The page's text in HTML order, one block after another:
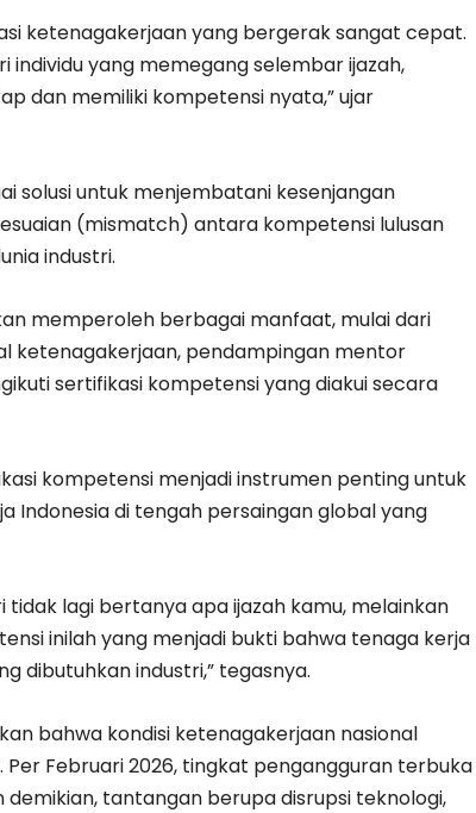
ketenagakerjaan yang bergerak sangat cepat.
individu yang memegang selembar ijazah,
dan memiliki kompetensi nyata,” ujar
solusi untuk menjembatani kesenjangan
(mismatch) antara kompetensi lulusan
industri.
memperoleh berbagai manfaat, mulai dari
ketenagakerjaan, pendampingan mentor
sertifikasi kompetensi yang diakui secara
kompetensi menjadi instrumen penting untuk
Indonesia di tengah persaingan global yang
tidak lagi bertanya apa ijazah kamu, melainkan
inilah yang menjadi bukti bahwa tenaga kerja
dibutuhkan industri,” tegasnya.
bahwa kondisi ketenagakerjaan nasional
Februari 2026, tingkat pengangguran terbuka
tantangan berupa disrupsi teknologi,